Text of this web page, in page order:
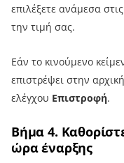
επιλέξετε ανάμεσα
την τιμή σας.
Εάν το κινούμενο
επιστρέψει στην
ελέγχου Επιστροφή.
Βήμα 4.
ώρα έναρξης